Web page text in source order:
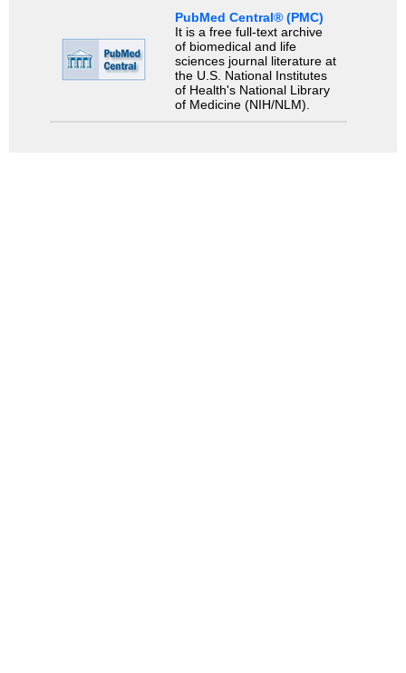
PubMed Central® (PMC)
It is a free full-text archive
of biomedical and life
sciences journal literature at
the U.S. National Institutes
of Health's National Library
of Medicine (NIH/NLM).